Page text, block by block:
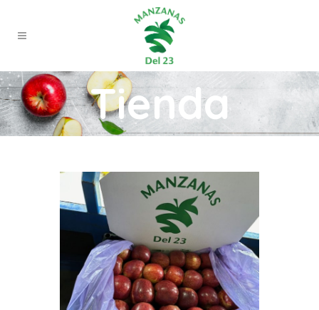
Tienda